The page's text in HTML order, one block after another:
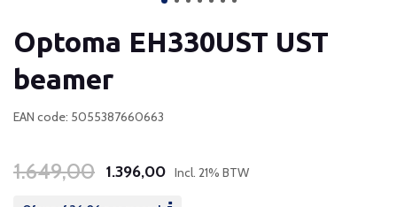
Optoma EH330UST UST
beamer
EAN code: 5055387660663
1.649,00 1.396,00 Incl. 21% BTW